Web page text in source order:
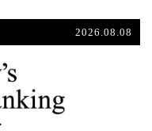
2026.08.08